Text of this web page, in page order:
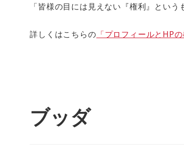
「皆様の目には見えない『権利』とい
詳しくはこちらの 「プロフィールとHP
ブッダ